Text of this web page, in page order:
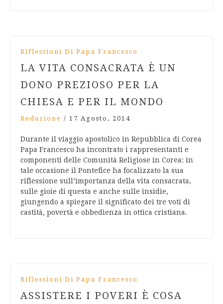
Riflessioni Di Papa Francesco
LA VITA CONSACRATA È UN
DONO PREZIOSO PER LA
CHIESA E PER IL MONDO
Redazione / 17 Agosto, 2014
Durante il viaggio apostolico in Repubblica di Corea
Papa Francesco ha incontrato i rappresentanti e
componenti delle Comunità Religiose in Corea: in
tale occasione il Pontefice ha focalizzato la sua
riflessione sull’importanza della vita consacrata,
sulle gioie di questa e anche sulle insidie,
giungendo a spiegare il significato dei tre voti di
castità, povertà e obbedienza in ottica cristiana.
Riflessioni Di Papa Francesco
ASSISTERE I POVERI È COSA